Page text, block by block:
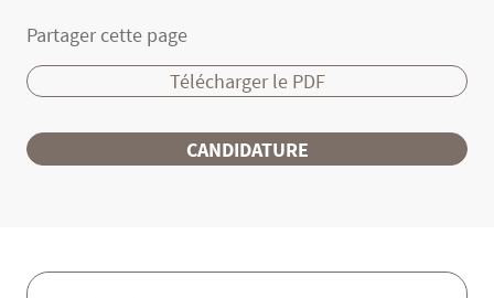
Partager cette page
Télécharger le PDF
CANDIDATURE